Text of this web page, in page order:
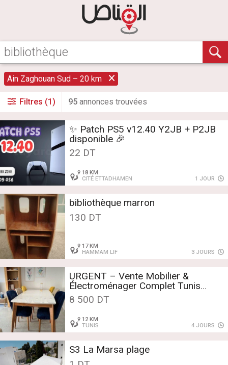
Ain Zaghouan Sud – 20 km
Filtres (1) 95 annonces trouvées
✨️️ Patch PS5 v12.40 Y2JB + P2JB
disponible 🎉
22 DT
18 KM
CITÉ ETTADHAMEN
1 JOUR
bibliothèque marron
130 DT
17 KM
HAMMAM LIF
3 JOURS
URGENT – Vente Mobilier &
Électroménager Complet Tunis
(Cause Déménagement) – 8500 DT
8 500 DT
12 KM
TUNIS
4 JOURS
S3 La Marsa plage